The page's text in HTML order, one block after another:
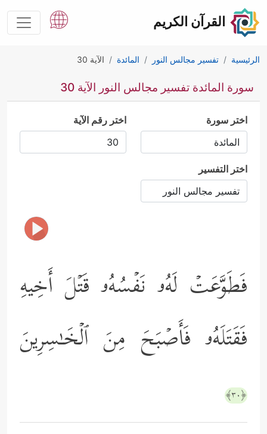
القرآن الكريم
الرئيسية تفسير مجالس النور المائدة الآية 30
سورة المائدة تفسير مجالس النور الآية 30
اختر سورة اختر رقم الآية
اختر التفسير
فَطَوَّعَتۡ لَهُۥ نَفۡسُهُۥ قَتۡلَ أَخِیهِ
فَقَتَلَهُۥ فَأَصۡبَحَ مِنَ ٱلۡخَـٰسِرِینَ
﴿٣٠﴾